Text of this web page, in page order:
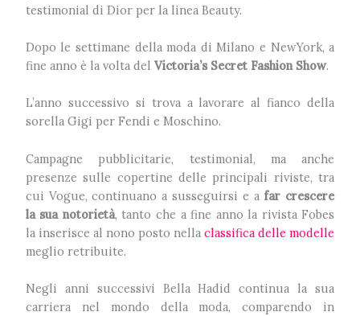
testimonial di Dior per la linea Beauty.
Dopo le settimane della moda di Milano e NewYork, a
fine anno è la volta del Victoria’s Secret Fashion Show.
L’anno successivo si trova a lavorare al fianco della
sorella Gigi per Fendi e Moschino.
Campagne pubblicitarie, testimonial, ma anche
presenze sulle copertine delle principali riviste, tra
cui Vogue, continuano a susseguirsi e a far crescere
la sua notorietà, tanto che a fine anno la rivista Fobes
la inserisce al nono posto nellaclassifica delle modelle
meglio retribuite.
Negli anni successivi Bella Hadid continua la sua
carriera nel mondo della moda, comparendo in